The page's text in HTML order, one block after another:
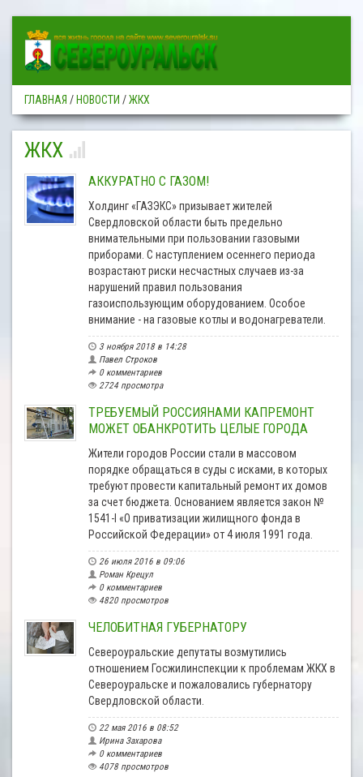
ГЛАВНАЯ / НОВОСТИ /ЖКХ
ЖКХ
АККУРАТНО С ГАЗОМ!
Холдинг «ГАЗЭКС» призывает жителей
Свердловской области быть предельно
внимательными при пользовании газовыми
приборами. С наступлением осеннего периода
возрастают риски несчастных случаев из-за
нарушений правил пользования
газоиспользующим оборудованием. Особое
внимание - на газовые котлы и водонагреватели.
3 ноября 2018 в 14:28
Павел Строков
0 комментариев
2724 просмотра
ТРЕБУЕМЫЙ РОССИЯНАМИ КАПРЕМОНТ
МОЖЕТ ОБАНКРОТИТЬ ЦЕЛЫЕ ГОРОДА
Жители городов России стали в массовом
порядке обращаться в суды с исками, в которых
требуют провести капитальный ремонт их домов
за счет бюджета. Основанием является закон №
1541-I «О приватизации жилищного фонда в
Российской Федерации» от 4 июля 1991 года.
26 июля 2016 в 09:06
Роман Крецул
0 комментариев
4820 просмотров
ЧЕЛОБИТНАЯ ГУБЕРНАТОРУ
Североуральские депутаты возмутились
отношением Госжилинспекции к проблемам ЖКХ в
Североуральске и пожаловались губернатору
Свердловской области.
22 мая 2016 в 08:52
Ирина Захарова
0 комментариев
4078 просмотров